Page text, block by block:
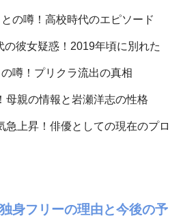
の噂！高校時代のエピソード
の彼女疑惑！2019年頃に別れた
噂！プリクラ流出の真相
母親の情報と岩瀬洋志の性格
急上昇！俳優としての現在のプロ
身フリーの理由と今後の予